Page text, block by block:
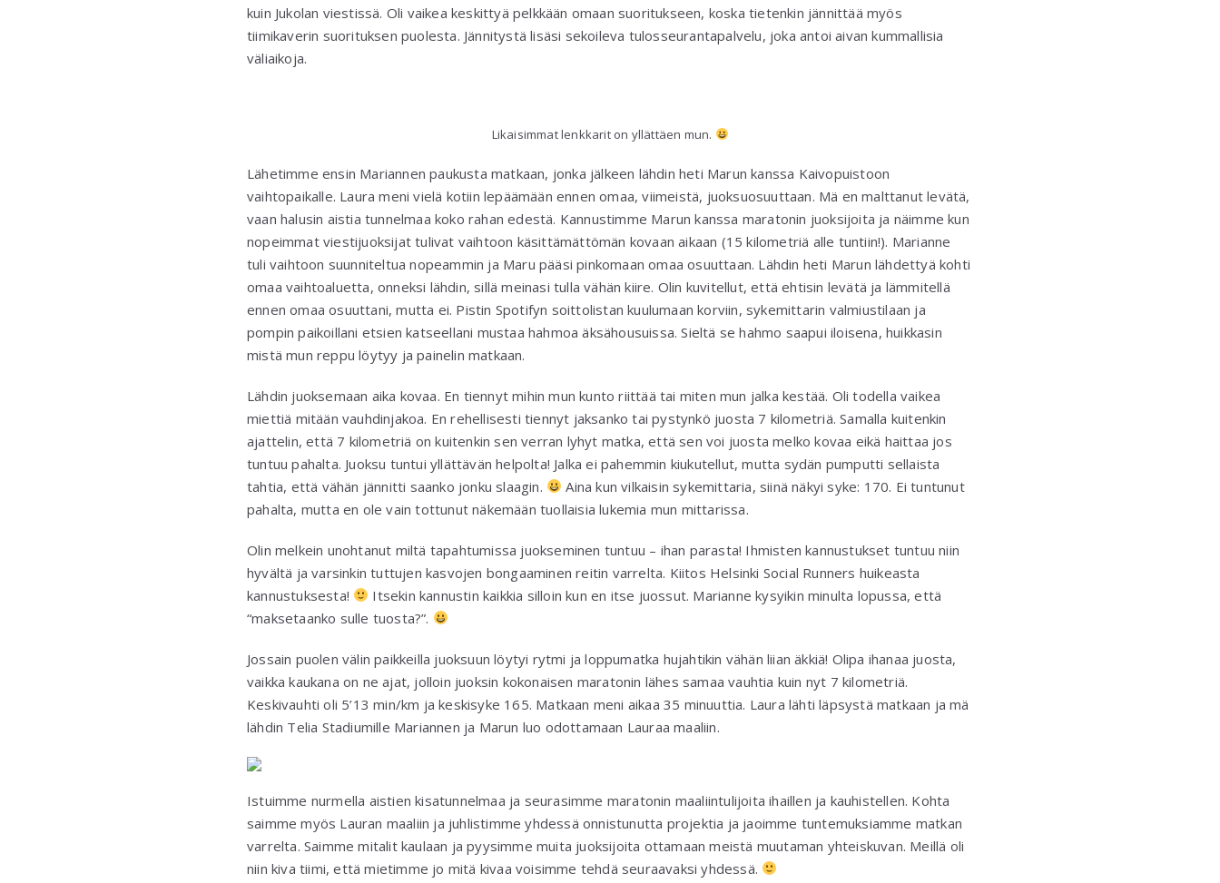
kuin Jukolan viestissä. Oli vaikea keskittyä pelkkään omaan suoritukseen, koska tietenkin jännittää myös
tiimikaverin suorituksen puolesta. Jännitystä lisäsi sekoileva tulosseurantapalvelu, joka antoi aivan kummallisia
väliaikoja.
Likaisimmat lenkkarit on yllättäen mun.
Lähetimme ensin Mariannen paukusta matkaan, jonka jälkeen lähdin heti Marun kanssa Kaivopuistoon
vaihtopaikalle. Laura meni vielä kotiin lepäämään ennen omaa, viimeistä, juoksuosuuttaan. Mä en malttanut levätä,
vaan halusin aistia tunnelmaa koko rahan edestä. Kannustimme Marun kanssa maratonin juoksijoita ja näimme kun
nopeimmat viestijuoksijat tulivat vaihtoon käsittämättömän kovaan aikaan (15 kilometriä alle tuntiin!). Marianne
tuli vaihtoon suunniteltua nopeammin ja Maru pääsi pinkomaan omaa osuuttaan. Lähdin heti Marun lähdettyä kohti
omaa vaihtoaluetta, onneksi lähdin, sillä meinasi tulla vähän kiire. Olin kuvitellut, että ehtisin levätä ja lämmitellä
ennen omaa osuuttani, mutta ei. Pistin Spotifyn soittolistan kuulumaan korviin, sykemittarin valmiustilaan ja
pompin paikoillani etsien katseellani mustaa hahmoa äksähousuissa. Sieltä se hahmo saapui iloisena, huikkasin
mistä mun reppu löytyy ja painelin matkaan.
Lähdin juoksemaan aika kovaa. En tiennyt mihin mun kunto riittää tai miten mun jalka kestää. Oli todella vaikea
miettiä mitään vauhdinjakoa. En rehellisesti tiennyt jaksanko tai pystynkö juosta 7 kilometriä. Samalla kuitenkin
ajattelin, että 7 kilometriä on kuitenkin sen verran lyhyt matka, että sen voi juosta melko kovaa eikä haittaa jos
tuntuu pahalta. Juoksu tuntui yllättävän helpolta! Jalka ei pahemmin kiukutellut, mutta sydän pumputti sellaista
tahtia, että vähän jännitti saanko jonku slaagin.
Aina kun vilkaisin sykemittaria, siinä näkyi syke: 170. Ei tuntunut
pahalta, mutta en ole vain tottunut näkemään tuollaisia lukemia mun mittarissa.
Olin melkein unohtanut miltä tapahtumissa juokseminen tuntuu – ihan parasta! Ihmisten kannustukset tuntuu niin
hyvältä ja varsinkin tuttujen kasvojen bongaaminen reitin varrelta. Kiitos Helsinki Social Runners huikeasta
kannustuksesta!
Itsekin kannustin kaikkia silloin kun en itse juossut. Marianne kysyikin minulta lopussa, että
“maksetaanko sulle tuosta?”.
Jossain puolen välin paikkeilla juoksuun löytyi rytmi ja loppumatka hujahtikin vähän liian äkkiä! Olipa ihanaa juosta,
vaikka kaukana on ne ajat, jolloin juoksin kokonaisen maratonin lähes samaa vauhtia kuin nyt 7 kilometriä.
Keskivauhti oli 5’13 min/km ja keskisyke 165. Matkaan meni aikaa 35 minuuttia. Laura lähti läpsystä matkaan ja mä
lähdin Telia Stadiumille Mariannen ja Marun luo odottamaan Lauraa maaliin.
Istuimme nurmella aistien kisatunnelmaa ja seurasimme maratonin maaliintulijoita ihaillen ja kauhistellen. Kohta
saimme myös Lauran maaliin ja juhlistimme yhdessä onnistunutta projektia ja jaoimme tuntemuksiamme matkan
varrelta. Saimme mitalit kaulaan ja pyysimme muita juoksijoita ottamaan meistä muutaman yhteiskuvan. Meillä oli
niin kiva tiimi, että mietimme jo mitä kivaa voisimme tehdä seuraavaksi yhdessä.